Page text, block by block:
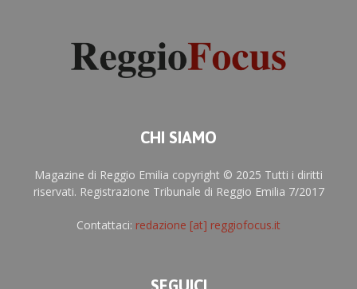
CHI SIAMO
Magazine di Reggio Emilia copyright © 2025 Tutti i diritti
riservati. Registrazione Tribunale di Reggio Emilia 7/2017
Contattaci: redazione [at] reggiofocus.it
SEGUICI